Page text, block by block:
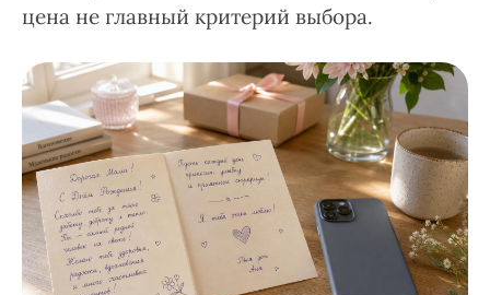
цена не главный критерий выбора.